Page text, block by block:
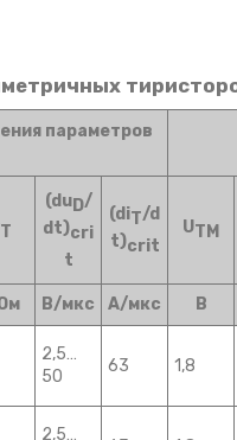
параметров
T
(duD/
dt)cri
t
(diT/d
t)crit
UTM
В/мкс А/мкс В
2,5…
50
63 1,8
2,5…